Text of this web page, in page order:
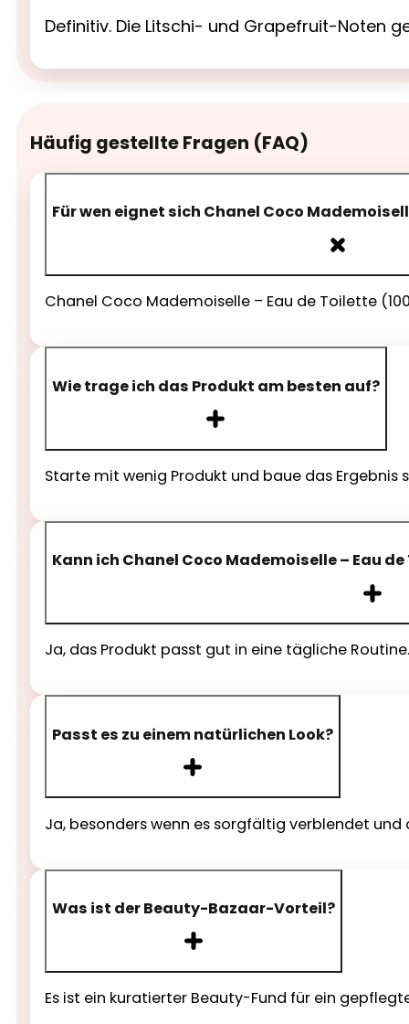
Definitiv. Die Litschi- und Grapefruit-Noten
Häufig gestellte Fragen (FAQ)
Für wen eignet sich Chanel Coco
Chanel Coco Mademoiselle – Eau de Toilette
Wie trage ich das Produkt am besten auf?
Starte mit wenig Produkt und baue das Ergebnis
Kann ich Chanel Coco Mademoiselle – Eau
Ja, das Produkt passt gut in eine tägliche Routine.
Passt es zu einem natürlichen Look?
Ja, besonders wenn es sorgfältig verblendet
Was ist der Beauty-Bazaar-Vorteil?
Es ist ein kuratierter Beauty-Fund für ein